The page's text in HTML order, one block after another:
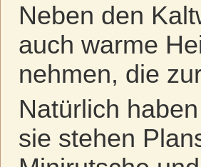
Neben den
auch warme
nehmen, die
Natürlich
sie stehen